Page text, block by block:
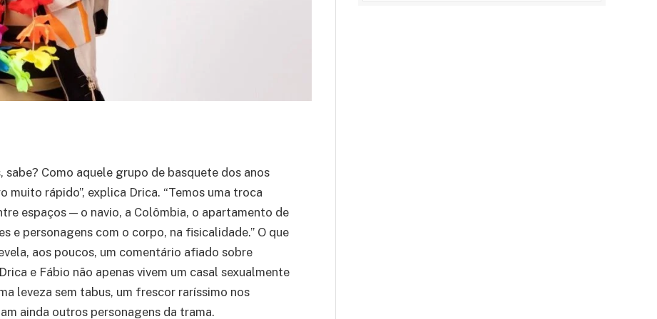
Como aquele grupo de basquete dos anos
muito rápido”, explica Drica. “Temos uma troca
espaços — o navio, a Colômbia, o apartamento de
e personagens com o corpo, na fisicalidade.” O que
aos poucos, um comentário afiado sobre
e Fábio não apenas vivem um casal sexualmente
leveza sem tabus, um frescor raríssimo nos
ainda outros personagens da trama.